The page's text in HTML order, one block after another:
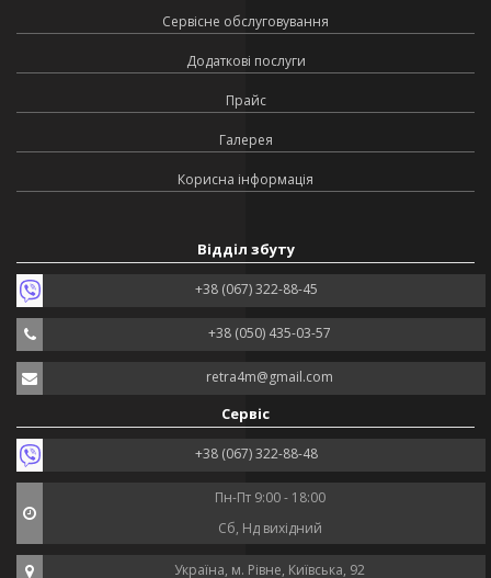
Сервісне обслуговування
Додаткові послуги
Прайс
Галерея
Корисна інформація
Відділ збуту
+38 (067) 322-88-45
+38 (050) 435-03-57
retra4m@gmail.com
Сервіс
+38 (067) 322-88-48
Пн-Пт 9:00 - 18:00
Сб, Нд вихідний
Україна, м. Рівне, Київська, 92